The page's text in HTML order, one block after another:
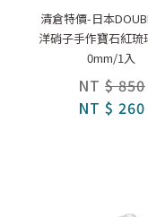
清倉特價-日本
洋硝子手作寶石紅琉
0mm/1入
NT $ 850
NT $ 260